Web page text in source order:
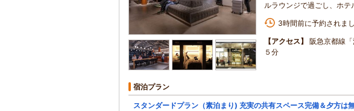
ルラウンジで過ごし、ホテ
3時間前に予約されま
【アクセス】
阪急京都線
５分
宿泊プラン
スタンダードプラン（素泊まり) 充実の共有スペース完備＆夕方は